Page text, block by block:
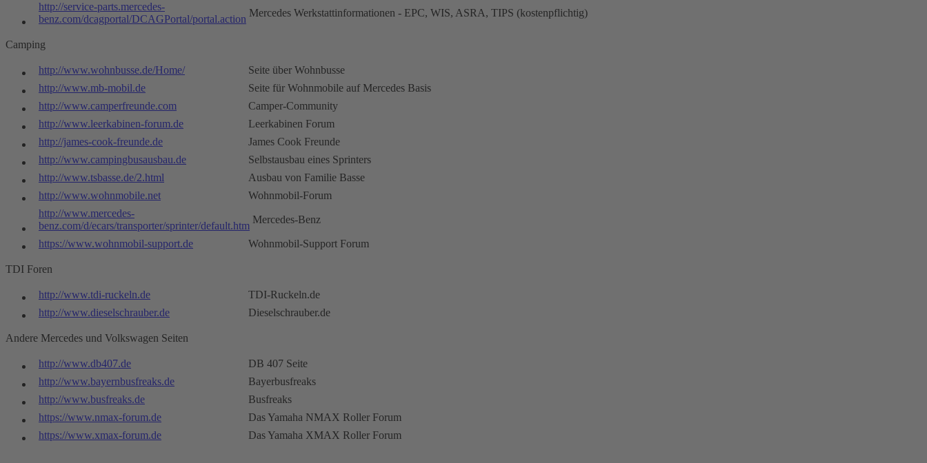
http://service-parts.mercedes-
benz.com/dcagportal/DCAGPortal/portal.action
Mercedes Werkstattinformationen - EPC, WIS, ASRA, TIPS (kostenpflichtig)
Camping
http://www.wohnbusse.de/Home/
Seite über Wohnbusse
http://www.mb-mobil.de
Seite für Wohnmobile auf Mercedes Basis
http://www.camperfreunde.com
Camper-Community
http://www.leerkabinen-forum.de
Leerkabinen Forum
http://james-cook-freunde.de
James Cook Freunde
http://www.campingbusausbau.de
Selbstausbau eines Sprinters
http://www.tsbasse.de/2.html
Ausbau von Familie Basse
http://www.wohnmobile.net
Wohnmobil-Forum
http://www.mercedes-
benz.com/d/ecars/transporter/sprinter/default.htm
Mercedes-Benz
https://www.wohnmobil-support.de Wohnmobil-Support Forum
TDI Foren
http://www.tdi-ruckeln.de
TDI-Ruckeln.de
http://www.dieselschrauber.de
Dieselschrauber.de
Andere Mercedes und Volkswagen Seiten
http://www.db407.de
DB 407 Seite
http://www.bayernbusfreaks.de
Bayerbusfreaks
http://www.busfreaks.de
Busfreaks
https://www.nmax-forum.de
Das Yamaha NMAX Roller Forum
https://www.xmax-forum.de
Das Yamaha XMAX Roller Forum